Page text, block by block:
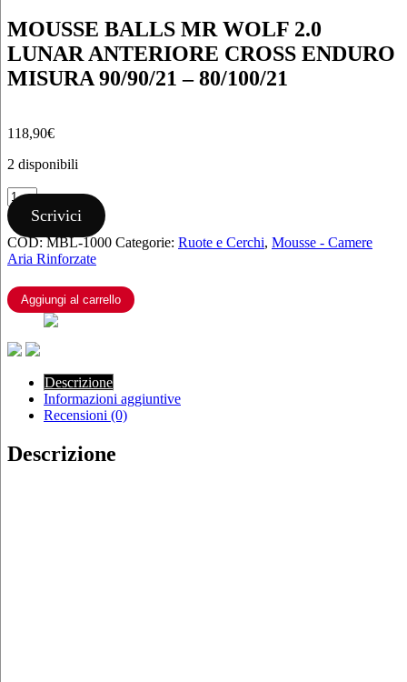
MOUSSE BALLS MR WOLF 2.0
LUNAR ANTERIORE CROSS ENDURO
MISURA 90/90/21 – 80/100/21
118,90€
2 disponibili
MOUSSE
BALLS
MR
WOLF
2.0
ANTERIORE
CROSS
ENDURO
MISURA
90/90/21
80/100/21
quantità
Scrivici
COD:MBL-1000 Categorie: Ruote e Cerchi, Mousse - Camere
Aria Rinforzate
Aggiungi al carrello
Descrizione
Informazioni aggiuntive
Recensioni (0)
Descrizione